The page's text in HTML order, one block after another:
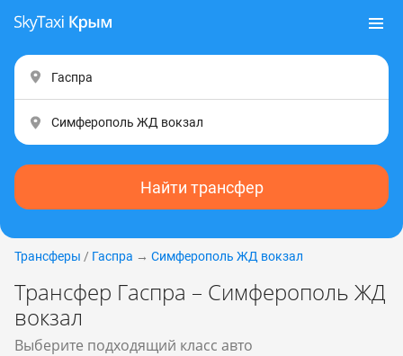
Найти трансфер
Трансферы / Гаспра → Симферополь ЖД вокзал
Трансфер Гаспра – Симферополь ЖД
вокзал
Выберите подходящий класс авто